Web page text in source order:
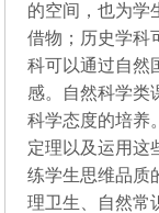
的空间，也为学
借物；历史学科
科可以通过自然
感。自然科学类
科学态度的培养
定理以及运用这
练学生思维品质
理卫生、自然常